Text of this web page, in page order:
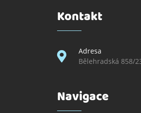
Kontakt
Adresa
Bělehradská 858/
Navigace